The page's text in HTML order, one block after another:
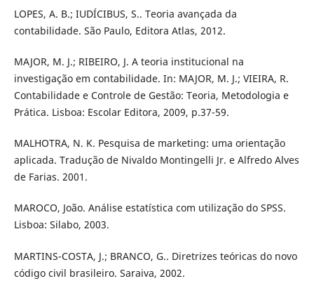
LOPES, A. B.; IUDÍCIBUS, S.. Teoria avançada da
contabilidade. São Paulo, Editora Atlas, 2012.
MAJOR, M. J.; RIBEIRO, J. A teoria institucional na
investigação em contabilidade. In: MAJOR, M. J.; VIEIRA, R.
Contabilidade e Controle de Gestão: Teoria, Metodologia e
Prática. Lisboa: Escolar Editora, 2009, p.37-59.
MALHOTRA, N. K. Pesquisa de marketing: uma orientação
aplicada. Tradução de Nivaldo Montingelli Jr. e Alfredo Alves
de Farias. 2001.
MAROCO, João. Análise estatística com utilização do SPSS.
Lisboa: Silabo, 2003.
MARTINS-COSTA, J.; BRANCO, G.. Diretrizes teóricas do novo
código civil brasileiro. Saraiva, 2002.